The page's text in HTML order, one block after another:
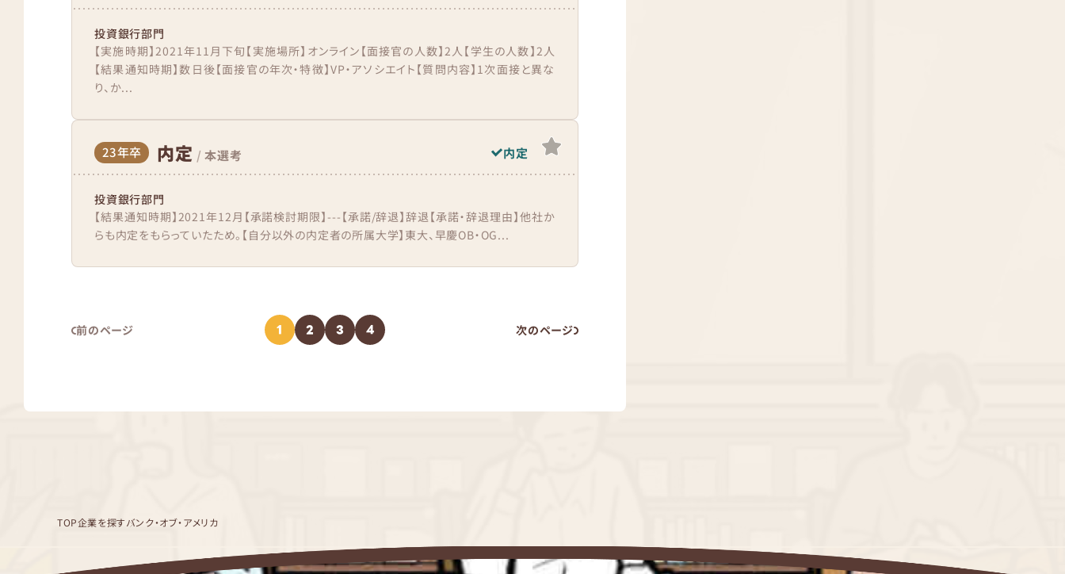
投資銀行部門
【実施時期】2021年11月下旬【実施場所】オンライン【面接官の人数】2人【学生の人数】2人
【結果通知時期】数日後【面接官の年次・特徴】VP・アソシエイト【質問内容】1次面接と異な
り、か...
23年卒 内定 / 本選考 内定
投資銀行部門
【結果通知時期】2021年12月【承諾検討期限】---【承諾/辞退】辞退【承諾・辞退理由】他社か
らも内定をもらっていたため。【自分以外の内定者の所属大学】東大、早慶OB・OG...
前のページ 1 2 3 4 次のページ
TOP企業を探すバンク・オブ・アメリカ